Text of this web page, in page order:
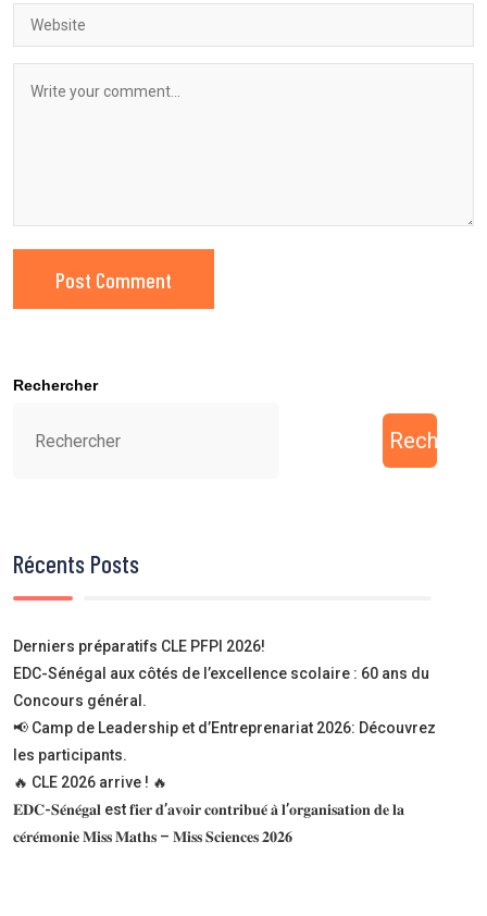
Rechercher
Récents Posts
Derniers préparatifs CLE PFPI 2026!
EDC-Sénégal aux côtés de l’excellence scolaire : 60 ans du
Concours général.
📢 Camp de Leadership et d’Entreprenariat 2026: Découvrez
les participants.
🔥 CLE 2026 arrive ! 🔥
𝐄𝐃𝐂-𝐒𝐞́𝐧𝐞́𝐠𝐚𝐥 est 𝐟𝐢𝐞𝐫 𝐝’𝐚𝐯𝐨𝐢𝐫 𝐜𝐨𝐧𝐭𝐫𝐢𝐛𝐮𝐞́ 𝐚̀ 𝐥’𝐨𝐫𝐠𝐚𝐧𝐢𝐬𝐚𝐭𝐢𝐨𝐧 𝐝𝐞 𝐥𝐚
𝐜𝐞́𝐫𝐞́𝐦𝐨𝐧𝐢𝐞 𝐌𝐢𝐬𝐬 𝐌𝐚𝐭𝐡𝐬 – 𝐌𝐢𝐬𝐬 𝐒𝐜𝐢𝐞𝐧𝐜𝐞𝐬 𝟐𝟎𝟐𝟔